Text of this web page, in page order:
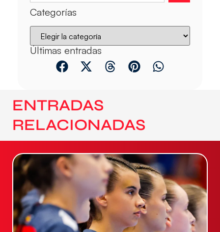
Categorías
Últimas entradas
ENTRADAS
RELACIONADAS